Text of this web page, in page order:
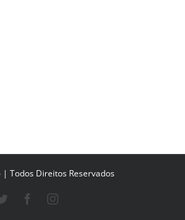
Todos Direitos Reservados
Twitter FacebookInstagram